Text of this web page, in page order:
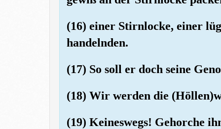
(16) einer Stirnlocke, einer
handelnden.
(17) So soll er doch seine
(18) Wir werden die
(19) Keineswegs! Gehorche